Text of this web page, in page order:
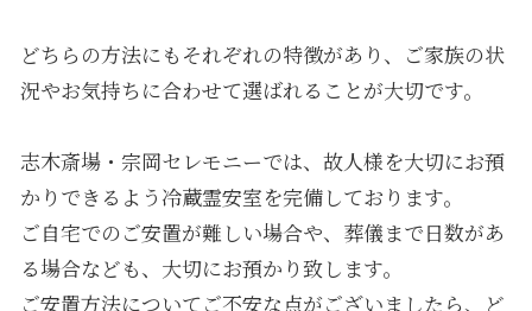
どちらの方法にもそれぞれの特徴があり、ご家族の状
況やお気持ちに合わせて選ばれることが大切です。
志木斎場・宗岡セレモニーでは、故人様を大切にお預
かりできるよう冷蔵霊安室を完備しております。
ご自宅でのご安置が難しい場合や、葬儀まで日数があ
る場合なども、大切にお預かり致します。
ご安置方法についてご不安な点がございましたら、ど